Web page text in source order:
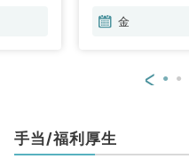
金
<
手当/福利厚生